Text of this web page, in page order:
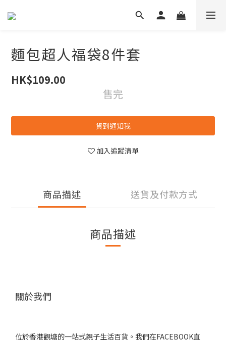
麵包超人福袋8件套
HK$109.00
售完
貨到通知我
加入追蹤清單
商品描述 送貨及付款方式
商品描述
關於我們
位於香港觀塘的一站式親子生活百貨。我們在FACEBOOK直